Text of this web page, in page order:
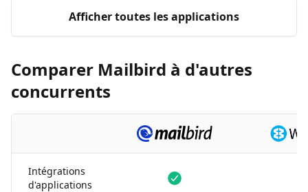
Afficher toutes les applications
Comparer Mailbird à d'autres
concurrents
Intégrations
d'applications
Disponible